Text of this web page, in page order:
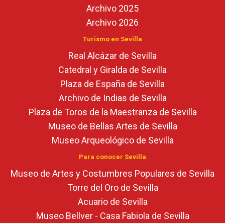
Archivo 2025
Archivo 2026
Turismo en Sevilla
Real Alcázar de Sevilla
Catedral y Giralda de Sevilla
Plaza de España de Sevilla
Archivo de Indias de Sevilla
Plaza de Toros de la Maestranza de Sevilla
Museo de Bellas Artes de Sevilla
Museo Arqueológico de Sevilla
Para conocer Sevilla
Museo de Artes y Costumbres Populares de Sevilla
Torre del Oro de Sevilla
Acuario de Sevilla
Museo Bellver - Casa Fabiola de Sevilla